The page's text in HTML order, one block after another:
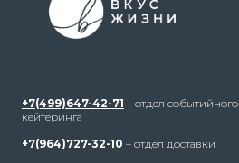
+7(499)647-42-71 – отдел событийного
кейтеринга
+7(964)727-32-10 – отдел доставки